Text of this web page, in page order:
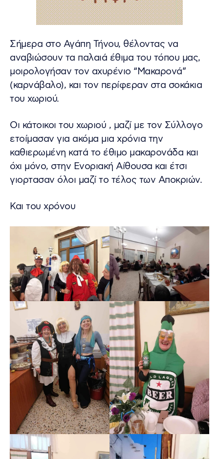
Σήμερα στο Αγάπη Τήνου, θέλοντας να
αναβιώσουν τα παλαιά έθιμα του τόπου μας,
μοιρολογήσαν τον αχυρένιο “Μακαρονά”
(καρνάβαλο), και τον περίφεραν στα σοκάκια
του χωριού.
Οι κάτοικοι του χωριού , μαζί με τον Σύλλογο
ετοίμασαν για ακόμα μια χρόνια την
καθιερωμένη κατά το έθιμο μακαρονάδα και
όχι μόνο, στην Ενοριακή Αίθουσα και έτσι
γιορτασαν όλοι μαζί το τέλος των Αποκριών.
Και του χρόνου